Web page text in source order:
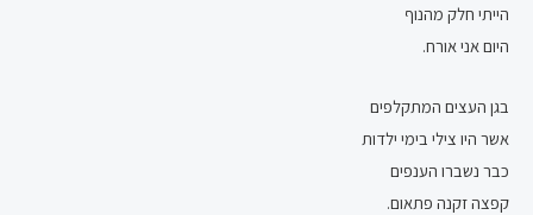
הייתי חלק מהנוף
היום אני אורח.
בגן העצים המתקלפים
אשר היו צילי בימי ילדות
כבר נשברו הענפים
קפצה זקנה פתאום.